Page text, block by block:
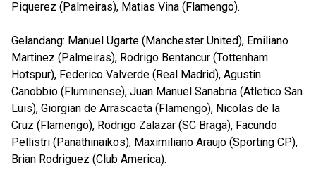
Piquerez (Palmeiras), Matias Vina (Flamengo).
Gelandang: Manuel Ugarte (Manchester United), Emiliano
Martinez (Palmeiras), Rodrigo Bentancur (Tottenham
Hotspur), Federico Valverde (Real Madrid), Agustin
Canobbio (Fluminense), Juan Manuel Sanabria (Atletico San
Luis), Giorgian de Arrascaeta (Flamengo), Nicolas de la
Cruz (Flamengo), Rodrigo Zalazar (SC Braga), Facundo
Pellistri (Panathinaikos), Maximiliano Araujo (Sporting CP),
Brian Rodriguez (Club America).